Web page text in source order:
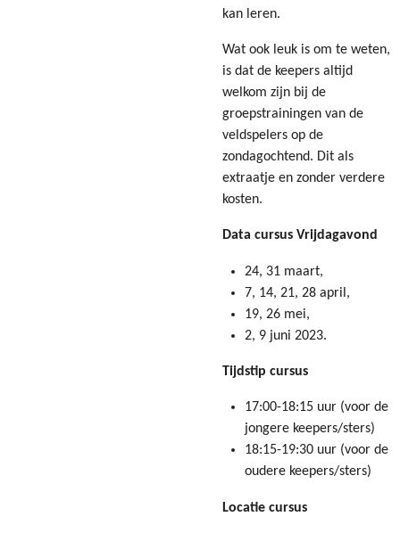
kan leren.
Wat ook leuk is om te weten,
is dat de keepers altijd
welkom zijn bij de
groepstrainingen van de
veldspelers op de
zondagochtend. Dit als
extraatje en zonder verdere
kosten.
Data cursus Vrijdagavond
24, 31 maart,
7, 14, 21, 28 april,
19, 26 mei,
2, 9 juni 2023.
Tijdstip cursus
17:00-18:15 uur (voor de
jongere keepers/sters)
18:15-19:30 uur (voor de
oudere keepers/sters)
Locatie cursus